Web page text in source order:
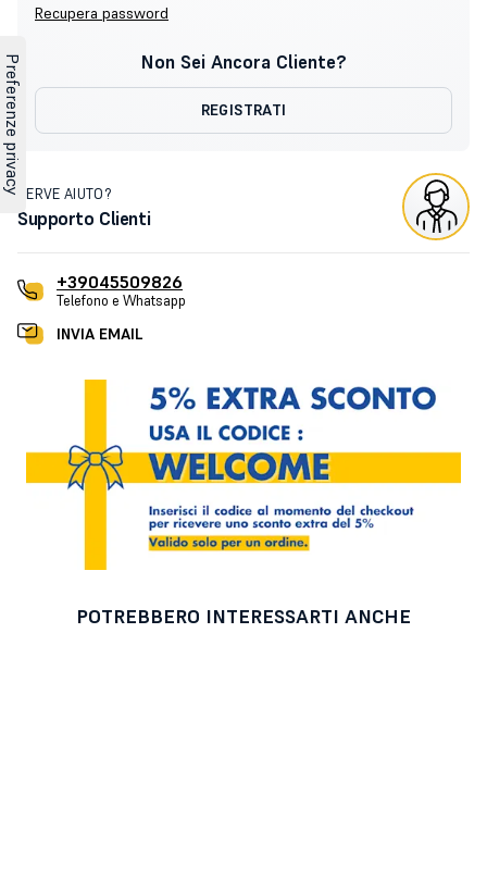
Recupera password
Non Sei Ancora Cliente?
REGISTRATI
SERVE AIUTO?
Supporto Clienti
+39045509826
Telefono e Whatsapp
INVIA EMAIL
POTREBBERO INTERESSARTI ANCHE